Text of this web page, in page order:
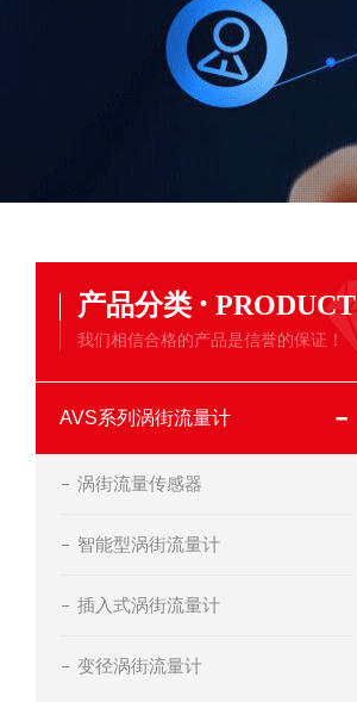
产品分类 · PRODUCT
我们相信合格的产品是信誉的保证！
AVS系列涡街流量计
涡街流量传感器
智能型涡街流量计
插入式涡街流量计
变径涡街流量计